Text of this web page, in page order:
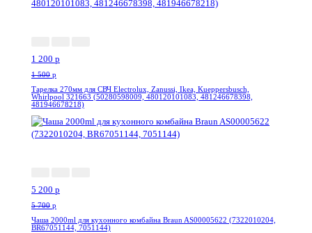
1 200 p
1 500 p
Тарелка 270мм для СВЧ Electrolux, Zanussi, Ikea, Kueppersbusch,
Whirlpool 321663 (50280598009, 480120101083, 481246678398,
481946678218)
5 200 p
5 700 p
Чаша 2000ml для кухонного комбайна Braun AS00005622 (7322010204,
BR67051144, 7051144)